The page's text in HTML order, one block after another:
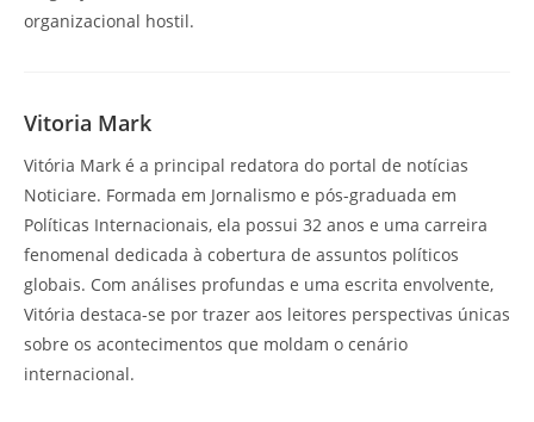
organizacional hostil.
Vitoria Mark
Vitória Mark é a principal redatora do portal de notícias
Noticiare. Formada em Jornalismo e pós-graduada em
Políticas Internacionais, ela possui 32 anos e uma carreira
fenomenal dedicada à cobertura de assuntos políticos
globais. Com análises profundas e uma escrita envolvente,
Vitória destaca-se por trazer aos leitores perspectivas únicas
sobre os acontecimentos que moldam o cenário
internacional.